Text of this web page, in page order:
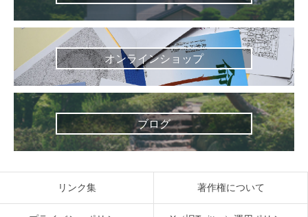
オンラインショップ
ブログ
リンク集 著作権について